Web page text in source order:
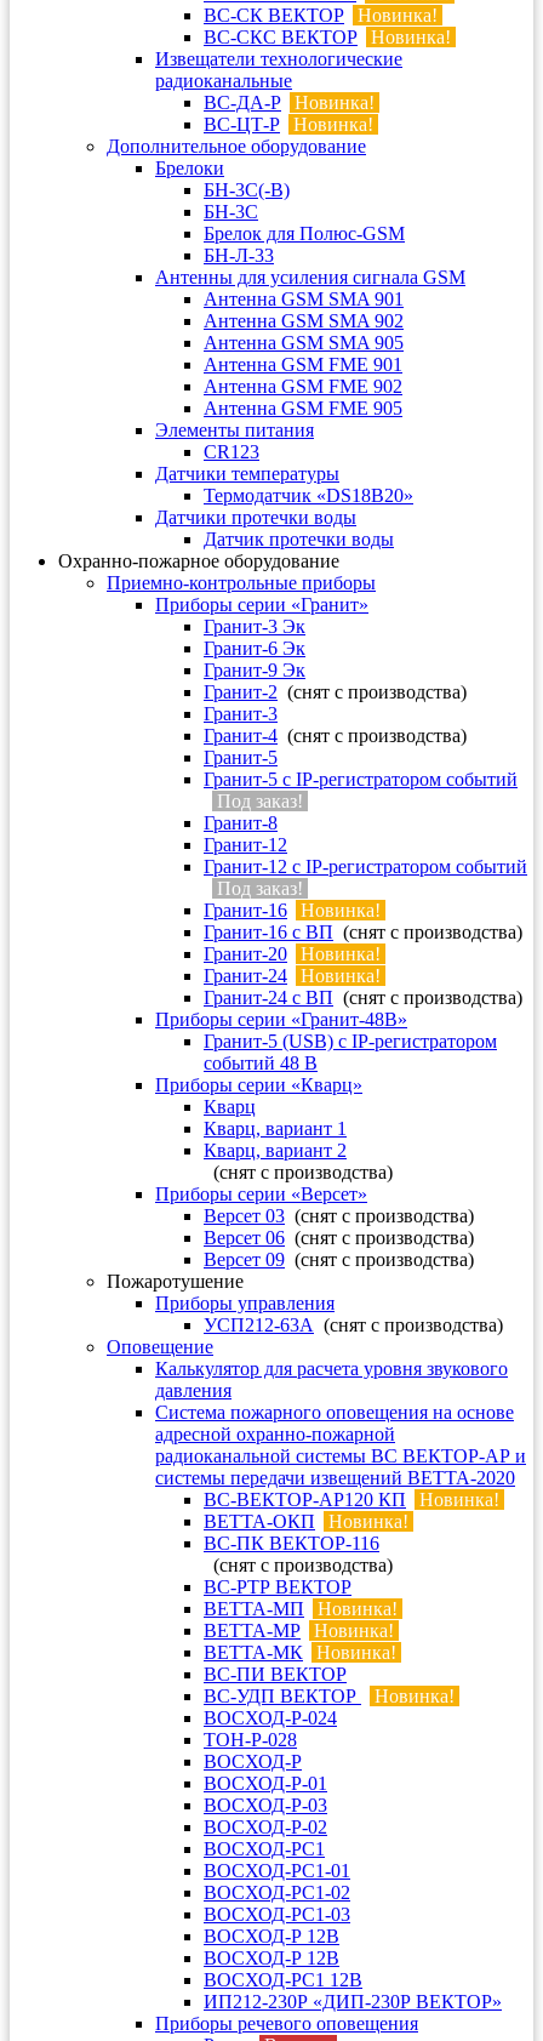
ВС-СК ВЕКТОР
Новинка!
ВС-СКС ВЕКТОР
Новинка!
Извещатели технологические
радиоканальные
ВС-ДА-Р
Новинка!
ВС-ЦТ-Р
Новинка!
Дополнительное оборудование
Брелоки
БН-3С(-В)
БН-3С
Брелок для Полюс-GSM
БН-Л-33
Антенны для усиления сигнала GSM
Антенна GSM SMA 901
Антенна GSM SMA 902
Антенна GSM SMA 905
Антенна GSM FME 901
Антенна GSM FME 902
Антенна GSM FME 905
Элементы питания
CR123
Датчики температуры
Термодатчик «DS18B20»
Датчики протечки воды
Датчик протечки воды
Охранно-пожарное оборудование
Приемно-контрольные приборы
Приборы серии «Гранит»
Гранит-3 Эк
Гранит-6 Эк
Гранит-9 Эк
Гранит-2 (снят с производства)
Гранит-3
Гранит-4 (снят с производства)
Гранит-5
Гранит-5 с IP-регистратором событий
Под заказ!
Гранит-8
Гранит-12
Гранит-12 с IP-регистратором событий
Под заказ!
Гранит-16
Новинка!
Гранит-16 с ВП (снят с производства)
Гранит-20
Новинка!
Гранит-24
Новинка!
Гранит-24 с ВП (снят с производства)
Приборы серии «Гранит-48В»
Гранит-5 (USB) c IP-регистратором
событий 48 В
Приборы серии «Кварц»
Кварц
Кварц, вариант 1
Кварц, вариант 2
(снят с производства)
Приборы серии «Версет»
Версет 03 (снят с производства)
Версет 06 (снят с производства)
Версет 09 (снят с производства)
Пожаротушение
Приборы управления
УСП212-63А (снят с производства)
Оповещение
Калькулятор для расчета уровня звукового
давления
Система пожарного оповещения на основе
адресной охранно-пожарной
радиоканальной системы ВС ВЕКТОР-АР и
системы передачи извещений ВЕТТА-2020
ВС-ВЕКТОР-АР120 КП
Новинка!
ВЕТТА-ОКП
Новинка!
ВС-ПК ВЕКТОР-116
(снят с производства)
ВС-РТР ВЕКТОР
ВЕТТА-МП
Новинка!
ВЕТТА-МР
Новинка!
ВЕТТА-МК
Новинка!
ВС-ПИ ВЕКТОР
ВС-УДП ВЕКТОР
Новинка!
ВОСХОД-Р-024
ТОН-Р-028
ВОСХОД-Р
ВОСХОД-Р-01
ВОСХОД-Р-03
ВОСХОД-Р-02
ВОСХОД-РС1
ВОСХОД-РС1-01
ВОСХОД-РС1-02
ВОСХОД-РС1-03
ВОСХОД-Р 12В
ВОСХОД-Р 12В
ВОСХОД-РС1 12В
ИП212-230Р «ДИП-230Р ВЕКТОР»
Приборы речевого оповещения